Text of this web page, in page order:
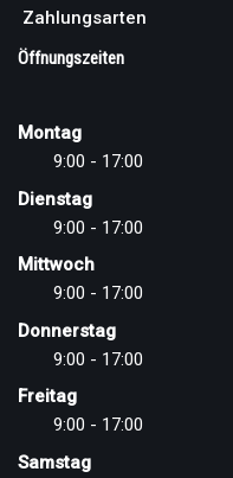
Zahlungsarten
Öffnungszeiten
Montag
9:00 - 17:00
Dienstag
9:00 - 17:00
Mittwoch
9:00 - 17:00
Donnerstag
9:00 - 17:00
Freitag
9:00 - 17:00
Samstag